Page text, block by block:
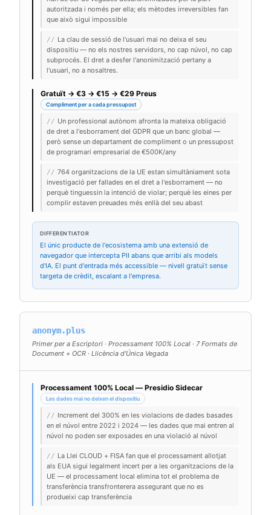
autoritzada i només per ella; els mètodes irreversibles fan
que això sigui impossible
// La clau de sessió de l'usuari mai no deixa el seu
dispositiu — no els nostres servidors, no cap núvol, no cap
subprocés. El dret a desfer l'anonimització pertany a
l'usuari, no a nosaltres.
Gratuït → €3 → €15 → €29 Preus
Compliment per a cada pressupost
// Un professional autònom afronta la mateixa obligació
de dret a l'esborrament del GDPR que un banc global —
però sense un departament de compliment o un pressupost
de programari empresarial de €500K/any
// 764 organitzacions de la UE estan simultàniament sota
investigació per fallades en el dret a l'esborrament — no
perquè tinguessin la intenció de violar; perquè les eines per
complir estaven preuades més enllà del seu abast
DIFFERENTIATOR
El únic producte de l'ecosistema amb una extensió de
navegador que intercepta PII abans que arribi als models
d'IA. El punt d'entrada més accessible — nivell gratuït sense
targeta de crèdit, escalant a l'empresa.
anonym.plus
Primer per a Escriptori · Processament 100% Local · 7 Formats de
Document + OCR · Llicència d'Única Vegada
Processament 100% Local — Presidio Sidecar
Les dades mai no deixen el dispositiu
// Increment del 300% en les violacions de dades basades
en el núvol entre 2022 i 2024 — les dades que mai entren al
núvol no poden ser exposades en una violació al núvol
// La Llei CLOUD + FISA fan que el processament allotjat
als EUA sigui legalment incert per a les organitzacions de la
UE — el processament local elimina tot el problema de
transferència transfronterera assegurant que no es
produeixi cap transferència